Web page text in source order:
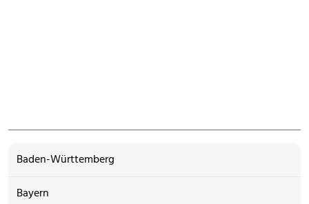
Baden-Württemberg
Bayern